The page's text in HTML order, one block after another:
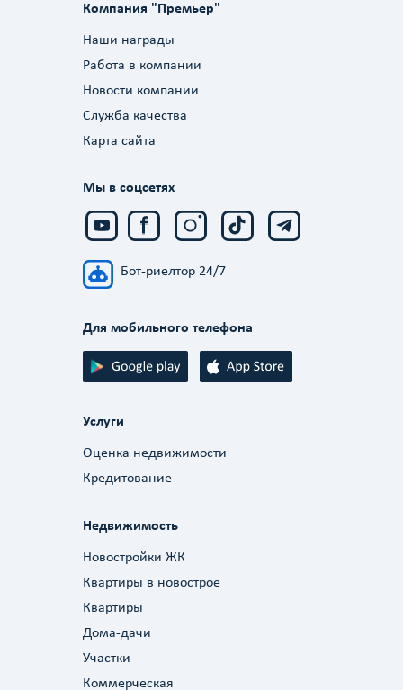
Компания "Премьер"
Наши награды
Работа в компании
Новости компании
Служба качества
Карта сайта
Мы в соцсетях
Бот-риелтор 24/7
Для мобильного телефона
Услуги
Оценка недвижимости
Кредитование
Недвижимость
Новостройки ЖК
Квартиры в новострое
Квартиры
Дома-дачи
Участки
Коммерческая